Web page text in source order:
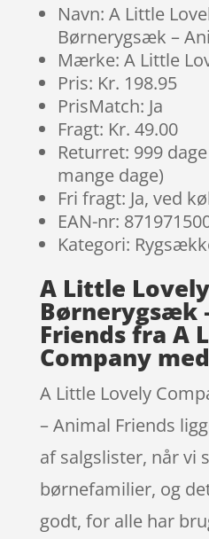
Navn: A Little
Børnerygsæk –
Mærke: A Little
Pris: Kr. 198.95
PrisMatch: Ja
Fragt: Kr. 49.00
Returret: 999
mange dage)
Fri fragt: Ja, ved
EAN-nr:
Kategori:
A Little
Børnerygsæk
Friends fra A
Company
A Little Lovely
– Animal Friends
af salgslister, når vi
børnefamilier, og
godt, for alle har